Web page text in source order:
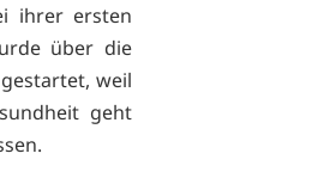
ihrer ersten
über die
weil
geht